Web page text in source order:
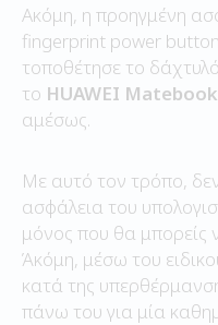
Ακόμη, η προηγμένη
fingerprint power
τοποθέτησε το
το HUAWEI Matebook
αμέσως.
Με αυτό τον τρόπο,
ασφάλεια του
μόνος που θα μπορείς
Άκόμη, μέσω του
κατά της
πάνω του για μία